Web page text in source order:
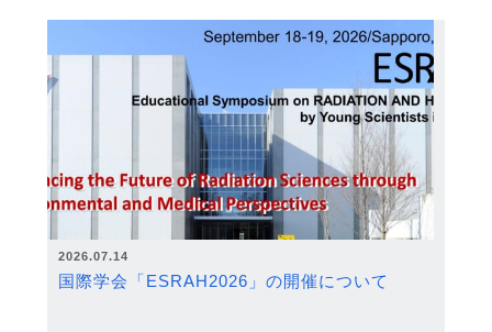
2026.07.14
国際学会「ESRAH2026」の開催について